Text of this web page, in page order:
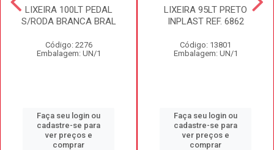
LIXEIRA 100LT PEDAL
S/RODA BRANCA BRAL
Código: 2276
Embalagem: UN/1
Faça seu login ou
cadastre-se para
ver preços e
comprar
LIXEIRA 95LT PRETO
INPLAST REF. 6862
Código: 13801
Embalagem: UN/1
Faça seu login ou
cadastre-se para
ver preços e
comprar